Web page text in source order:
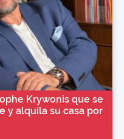
Krywonis que se
y alquila su casa por